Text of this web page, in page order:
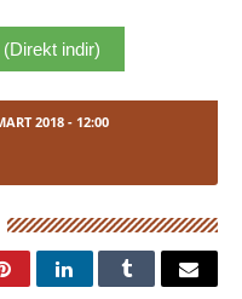
indir)
2018 - 12:00